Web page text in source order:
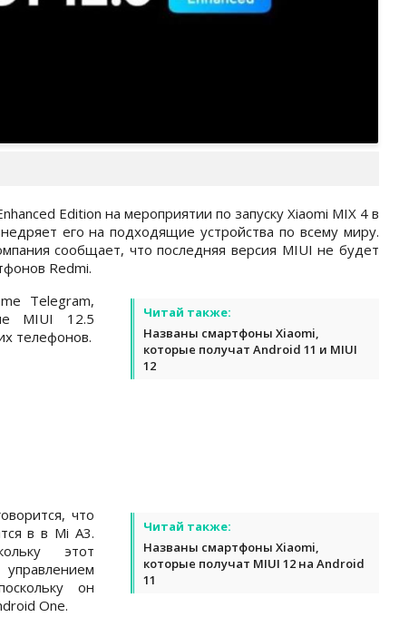
Edition на мероприятии по запуску Xiaomi MIX 4 в
его на подходящие устройства по всему миру.
сообщает, что последняя версия MIUI не будет
Redmi.
Читай также:
Названы смартфоны Xiaomi,
которые получат Android 11 и MIUI
12
Telegram,
MIUI 12.5
телефонов.
Читай также:
Названы смартфоны Xiaomi,
которые получат MIUI 12 на Android
11
что
в в Mi A3.
этот
он
One.